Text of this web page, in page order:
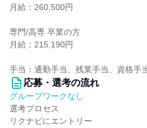
月給：260,500円
専門/高専 卒業の方
月給：215,190円
手当：通勤手当、残業手当、資格手
応募・選考の流れ
グループワークなし
選考プロセス
リクナビにエントリー